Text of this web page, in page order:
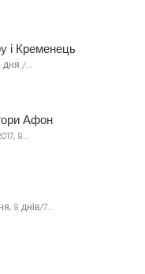
і Кременець
дня /…
Афон
8…
8 днів/7…